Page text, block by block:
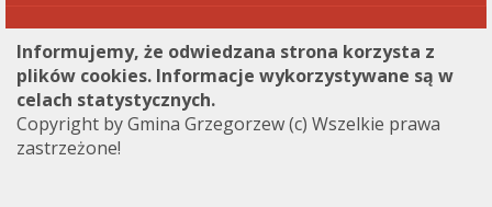
Informujemy, że odwiedzana strona korzysta z
plików cookies. Informacje wykorzystywane są w
celach statystycznych.
Copyright by Gmina Grzegorzew (c) Wszelkie prawa
zastrzeżone!